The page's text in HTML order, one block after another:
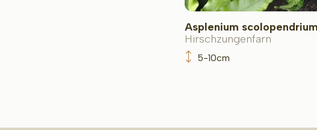
Asplenium
Hirschzungenfarn
5-10cm